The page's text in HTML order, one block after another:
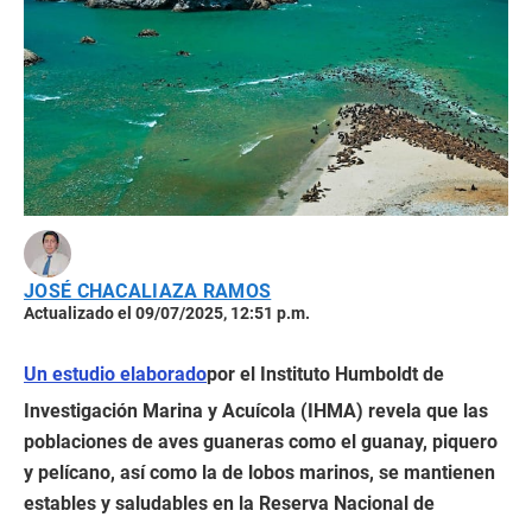
JOSÉ CHACALIAZA RAMOS
Actualizado el 09/07/2025, 12:51 p.m.
Un estudio elaboradopor el Instituto Humboldt de
Investigación Marina y Acuícola (IHMA) revela que las
poblaciones de aves guaneras como el guanay, piquero
y pelícano, así como la de lobos marinos, se mantienen
estables y saludables en la Reserva Nacional de